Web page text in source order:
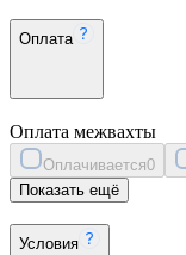
Оплата
Оплата межвахты
Оплачивается0
Показать ещё
Условия